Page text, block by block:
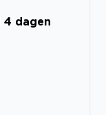
4 dagen